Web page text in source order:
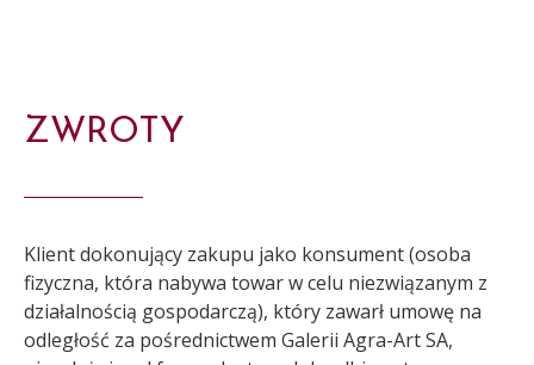
ZWROTY
Klient dokonujący zakupu jako konsument (osoba
fizyczna, która nabywa towar w celu niezwiązanym z
działalnością gospodarczą), który zawarł umowę na
odległość za pośrednictwem Galerii Agra-Art SA,